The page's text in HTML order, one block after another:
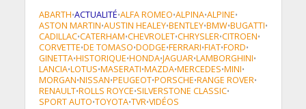
ABARTH•ACTUALITÉ•ALFA ROMEO•ALPINA•ALPINE•
ASTON MARTIN•AUSTIN HEALEY•BENTLEY•BMW•BUGATTI•
CADILLAC•CATERHAM•CHEVROLET•CHRYSLER•CITROEN•
CORVETTE•DE TOMASO•DODGE•FERRARI•FIAT•FORD•
GINETTA•HISTORIQUE•HONDA•JAGUAR•LAMBORGHINI•
LANCIA•LOTUS•MASERATI•MAZDA•MERCEDES•MINI•
MORGAN•NISSAN•PEUGEOT•PORSCHE•RANGE ROVER•
RENAULT•ROLLS ROYCE•SILVERSTONE CLASSIC•
SPORT AUTO•TOYOTA•TVR•VIDÉOS